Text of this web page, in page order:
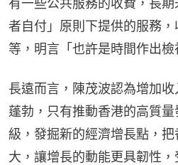
有一些公共服務的收費，長
者自付」原則下提供的服務
等，明言「也許是時間作出檢
長遠而言，陳茂波認為增加
蓬勃，只有推動香港的高質
級，發掘新的經濟增長點，
大，讓增長的動能更具韌性